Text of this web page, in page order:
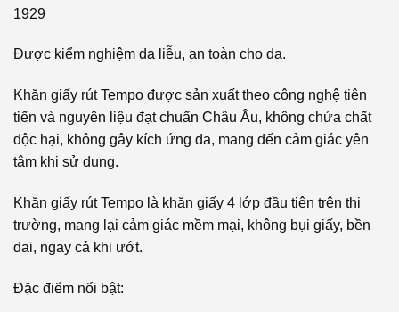
1929
Được kiểm nghiệm da liễu, an toàn cho da.
Khăn giấy rút Tempo được sản xuất theo công nghệ tiên
tiến và nguyên liệu đạt chuẩn Châu Âu, không chứa chất
độc hại, không gây kích ứng da, mang đến cảm giác yên
tâm khi sử dụng.
Khăn giấy rút Tempo là khăn giấy 4 lớp đầu tiên trên thị
trường, mang lại cảm giác mềm mại, không bụi giấy, bền
dai, ngay cả khi ướt.
Đặc điểm nổi bật: